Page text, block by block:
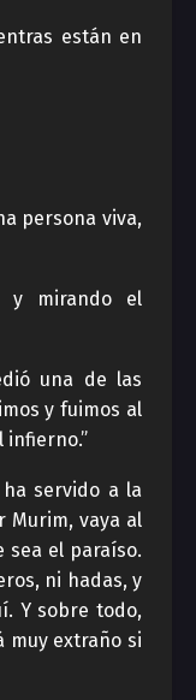
están en
persona viva,
y mirando el
una de las
y fuimos al
infierno.”
servido a la
Murim, vaya al
sea el paraíso.
ni hadas, y
Y sobre todo,
muy extraño si